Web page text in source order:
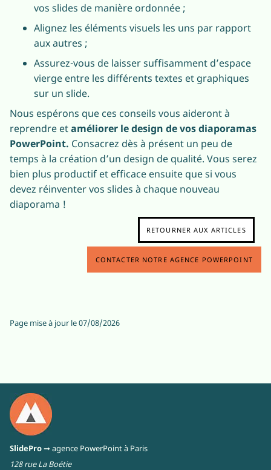
vos slides de manière ordonnée ;
Alignez les éléments visuels les uns par rapport
aux autres ;
Assurez-vous de laisser suffisamment d’espace
vierge entre les différents textes et graphiques
sur un slide.
Nous espérons que ces conseils vous aideront à
reprendre etaméliorer le design de vos diaporamas
PowerPoint. Consacrez dès à présent un peu de
temps à la création d’un design de qualité. Vous serez
bien plus productif et efficace ensuite que si vous
devez réinventer vos slides à chaque nouveau
diaporama !
RETOURNER AUX ARTICLES
CONTACTER NOTRE AGENCE POWERPOINT
Page mise à jour le07/08/2026
SlidePro➞ agence PowerPoint à Paris
128 rue La Boétie